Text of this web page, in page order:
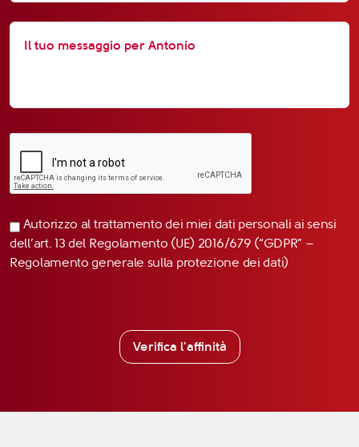
Autorizzo al trattamento dei miei dati personali ai sensi
dell’art. 13 del Regolamento (UE) 2016/679 (“GDPR” –
Regolamento generale sulla protezione dei dati)
Verifica l'affinità